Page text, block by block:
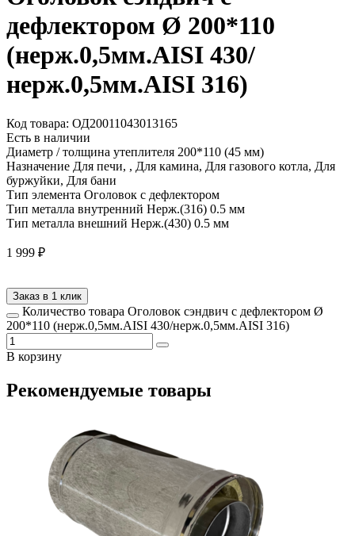
дефлектором Ø 200*110
(нерж.0,5мм.AISI 430/
нерж.0,5мм.AISI 316)
Код товара: ОД20011043013165
Есть в наличии
Диаметр / толщина утеплителя 200*110 (45 мм)
Назначение Для печи, , Для камина, Для газового котла, Для
буржуйки, Для бани
Тип элемента Оголовок с дефлектором
Тип металла внутренний Нерж.(316) 0.5 мм
Тип металла внешний Нерж.(430) 0.5 мм
1 999 ₽
Заказ в 1 клик
Количество товара Оголовок сэндвич с дефлектором Ø
200*110 (нерж.0,5мм.AISI 430/нерж.0,5мм.AISI 316)
В корзину
Рекомендуемые товары